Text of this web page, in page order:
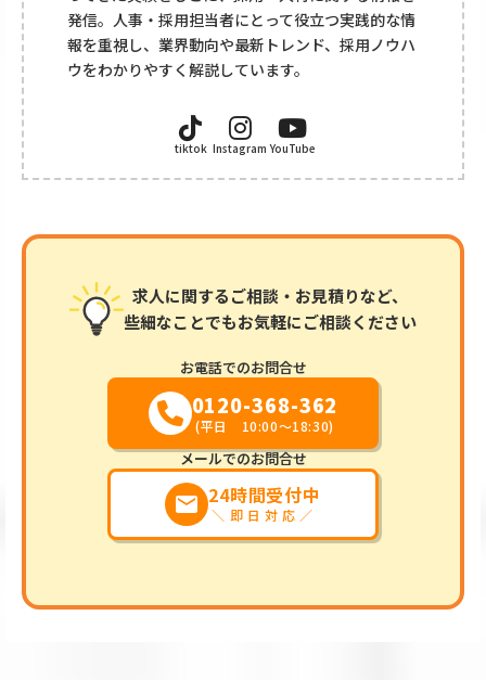
発信。人事・採用担当者にとって役立つ実践的な情
報を重視し、業界動向や最新トレンド、採用ノウハ
ウをわかりやすく解説しています。
tiktok Instagram YouTube
求人に関するご相談・お見積りなど、
些細なことでもお気軽にご相談ください
お電話でのお問合せ
0120-368-362
(平日 10:00～18:30)
メールでのお問合せ
markunread 24時間受付中
＼即日対応／